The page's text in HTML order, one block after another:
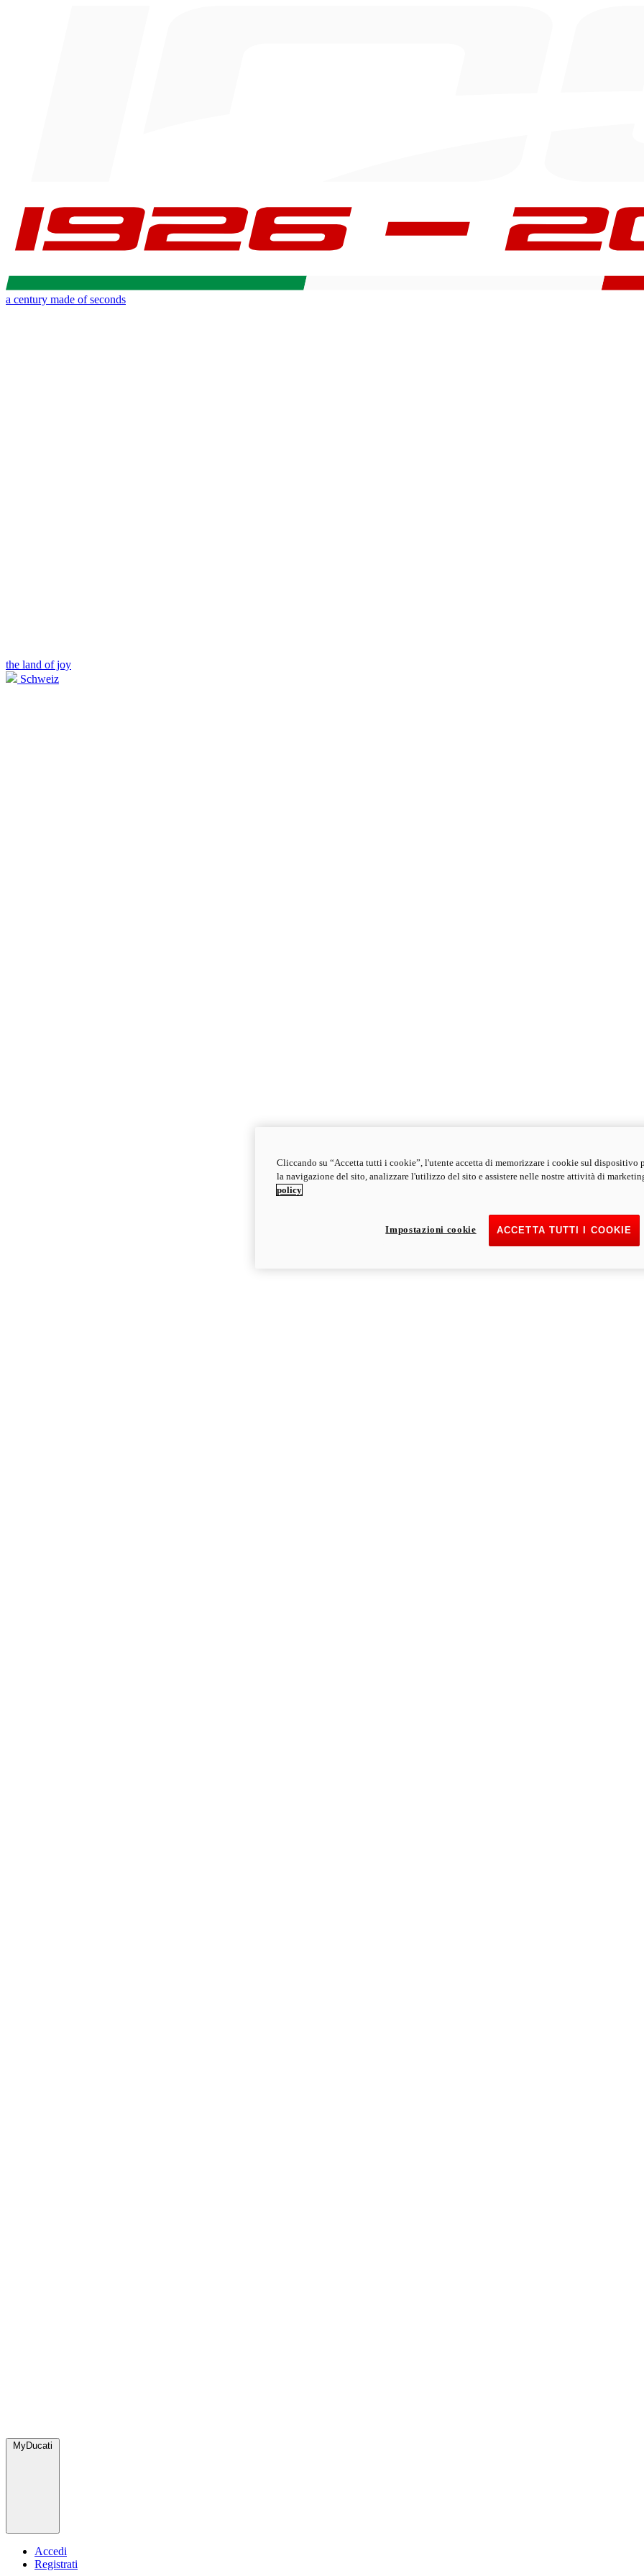
a century made of seconds
the land of joy
Schweiz
MyDucati
Accedi
Registrati
Cliccando su “Accetta tutti i cookie”, l'utente accetta di memorizzare i cookie sul dispositivo
la navigazione del sito, analizzare l'utilizzo del sito e assistere nelle nostre attività di
policy
ACCETTA TUTTI I COOKIE
Impostazioni cookie